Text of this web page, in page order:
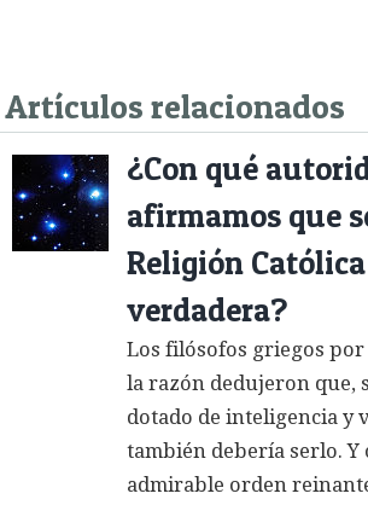
Artículos relacionados
¿Con qué
afirmamos que
Religión
verdadera?
Los filósofos griegos por
la razón dedujeron que,
dotado de inteligencia y
también debería serlo. Y
admirable orden